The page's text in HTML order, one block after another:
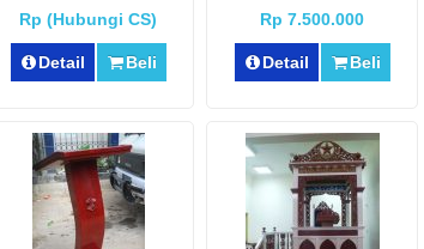
Rp (Hubungi CS)
Detail Beli
Rp 7.500.000
Detail Beli